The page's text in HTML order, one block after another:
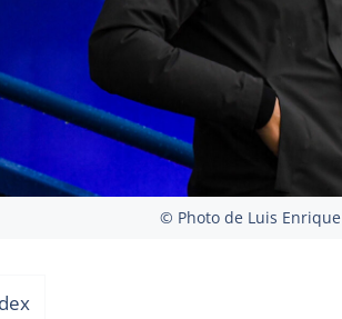
© Photo de Luis Enrique